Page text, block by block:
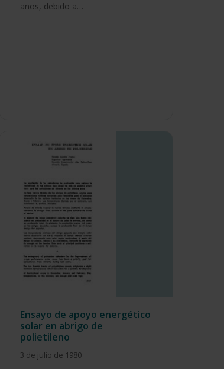
años, debido a…
Ensayo de apoyo energético
solar en abrigo de
polietileno
3 de julio de 1980